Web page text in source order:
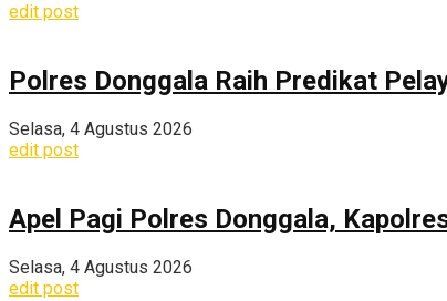
edit post
Polres Donggala Raih Predikat
Selasa, 4 Agustus 2026
edit post
Apel Pagi Polres Donggala,
Selasa, 4 Agustus 2026
edit post